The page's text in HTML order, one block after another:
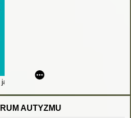
zmienić swój styl przywiązania na
AUTYZMU